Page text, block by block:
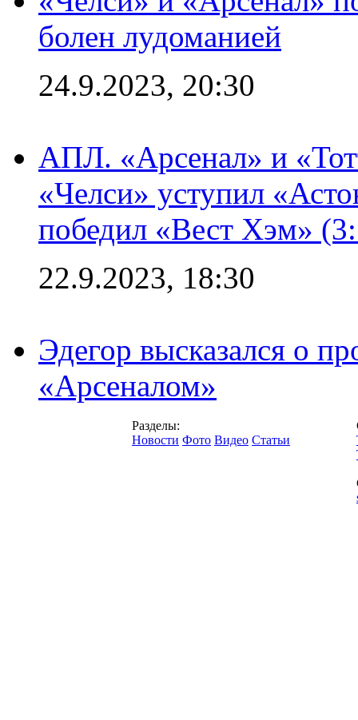
болен лудоманией
24.9.2023, 20:30
АПЛ. «Арсенал» и
«Челси» уступил
победил «Вест Хэм»
22.9.2023, 18:30
Эдегор высказался о
«Арсеналом»
Разделы:
Новости Фото Видео Статьи